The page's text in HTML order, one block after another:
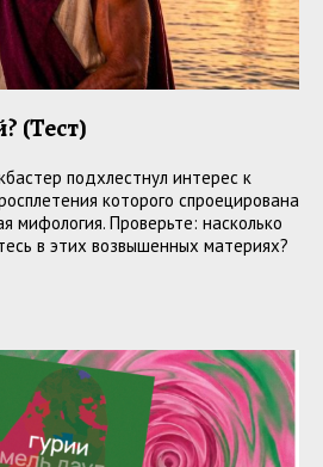
(Тест)
подхлестнул интерес к
которого спроецирована
мифология. Проверьте: насколько
в этих возвышенных материях?